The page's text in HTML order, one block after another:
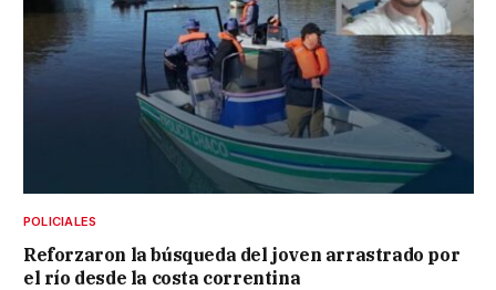
POLICIALES
Reforzaron la búsqueda del joven arrastrado por
el río desde la costa correntina